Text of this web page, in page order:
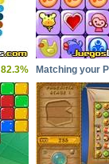
82.3% Matching your